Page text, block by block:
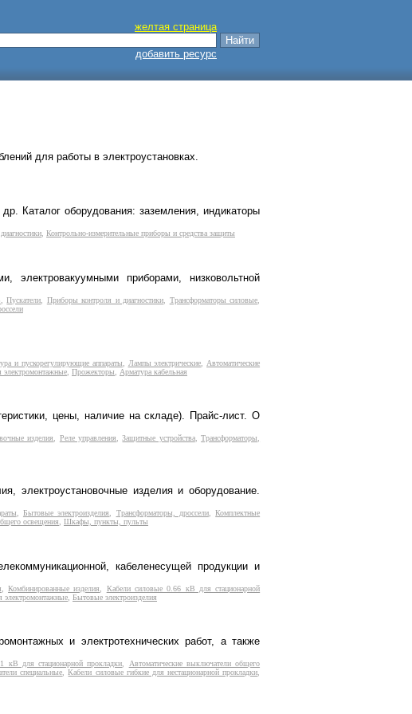
желтая страница
добавить ресурс
для работы в электроустановках.
Каталог оборудования: заземления, индикаторы
, Контрольно-измерительные приборы и средства защиты
электровакуумными приборами, низковольтной
,Пускатели Приборы контроля и диагностики Трансформаторы силовые
и пускорегулирующие аппараты Лампы электрические
Автоматические
электромонтажные Прожекторы Арматура кабельная
цены, наличие на складе). Прайс-лист. О
изделия Реле управления Защитные устройства,Трансформаторы,
электроустановочные изделия и оборудование.
, Бытовые электроизделия, Трансформаторы, дроссели,Комплектные
освещения, Шкафы, пункты, пульты
кабеленесущей продукции и
,Комбинированные изделия
Кабели силовые 0.66 кВ для стационарной
электромонтажные Бытовые электроизделия
и электротехнических работ, а также
кВ для стационарной прокладки
Автоматические выключатели общего
специальные ,Кабели силовые гибкие для нестационарной прокладки